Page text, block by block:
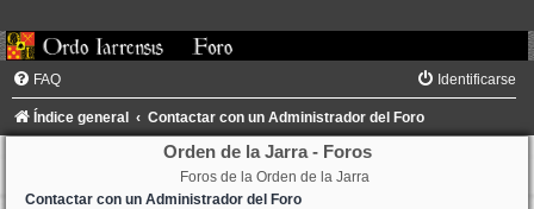
FAQ Identificarse
Índice general Contactar con un Administrador del Foro
Orden de la Jarra - Foros
Foros de la Orden de la Jarra
Contactar con un Administrador del Foro